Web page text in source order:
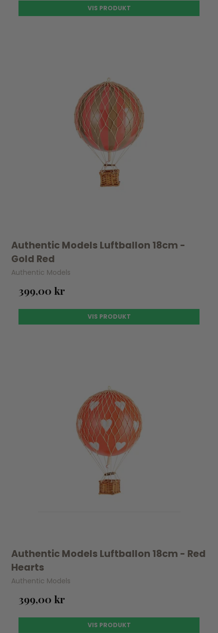
VIS PRODUKT
Authentic Models Luftballon 18cm -
Gold Red
Authentic Models
399,00 kr
VIS PRODUKT
Authentic Models Luftballon 18cm - Red
Hearts
Authentic Models
399,00 kr
VIS PRODUKT